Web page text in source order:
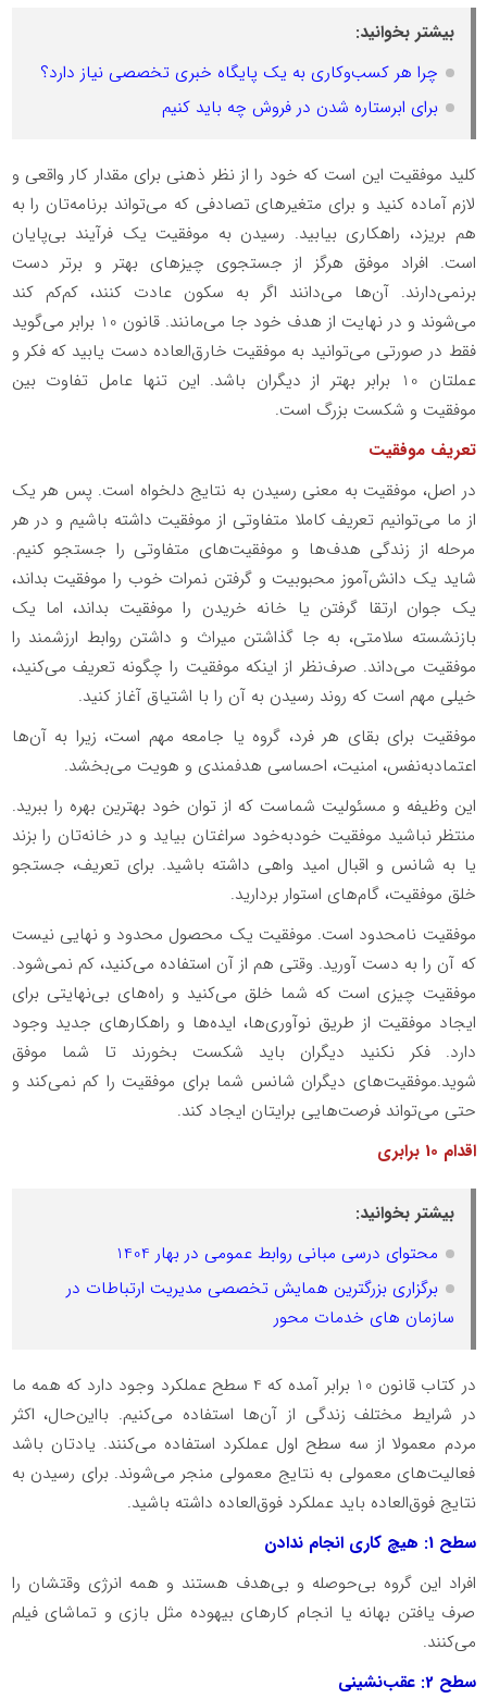
بیشتر بخوانید:
چرا هر کسب‌وکاری به یک پایگاه خبری تخصصی نیاز دارد؟
برای ابرستاره شدن در فروش چه باید کنیم
کلید موفقیت این است که خود را از نظر ذهنی برای مقدار کار واقعی و
لازم آماده کنید و برای متغیرهای تصادفی که می‌تواند برنامه‌تان را به
هم بریزد، راهکاری بیابید. رسیدن به موفقیت یک فرآیند بی‌پایان
است. افراد موفق هرگز از جستجوی چیزهای بهتر و برتر دست
برنمی‌دارند. آن‌ها می‌دانند اگر به سکون عادت کنند، کم‌کم کند
می‌شوند و در نهایت از هدف خود جا می‌مانند. قانون 10 برابر می‌گوید
فقط در صورتی می‌توانید به موفقیت خارق‌العاده دست یابید که فکر و
عملتان 10 برابر بهتر از دیگران باشد. این تنها عامل تفاوت بین
موفقیت و شکست بزرگ است.
تعریف موفقیت
در اصل، موفقیت به معنی رسیدن به نتایج دلخواه است. پس هر یک
از ما می‌توانیم تعریف کاملا متفاوتی از موفقیت داشته باشیم و در هر
مرحله از زندگی هدف‌ها و موفقیت‌‌های متفاوتی را جستجو کنیم.
شاید یک دانش‌آموز محبوبیت و گرفتن نمرات خوب را موفقیت بداند،
یک جوان ارتقا گرفتن یا خانه خریدن را موفقیت بداند، اما یک
بازنشسته سلامتی، به جا گذاشتن میراث و داشتن روابط ارزشمند را
موفقیت می‌داند. صرف‌نظر از اینکه موفقیت را چگونه تعریف می‌کنید،
خیلی مهم است که روند رسیدن به آن را با اشتیاق آغاز کنید.
موفقیت برای بقای هر فرد، گروه یا جامعه‌ مهم است، زیرا به آن‌ها
اعتمادبه‌نفس، امنیت، احساسی هدفمندی و هویت می‌بخشد.
این وظیفه و مسئولیت شماست که از توان خود بهترین بهره را ببرید.
منتظر نباشید موفقیت خودبه‌خود سراغتان بیاید و در خانه‌تان را بزند
یا به شانس و اقبال امید واهی داشته باشید. برای تعریف، جستجو
خلق موفقیت، گام‌های استوار بردارید.
موفقیت نامحدود است. موفقیت یک محصول محدود و نهایی نیست
که آن را به دست آورید. وقتی هم از آن استفاده می‌کنید، کم نمی‌شود.
موفقیت چیزی است که شما خلق می‌کنید و راه‌های بی‌نهایتی برای
ایجاد موفقیت از طریق نوآوری‌ها، ایده‌ها و راهکارهای جدید وجود
دارد. فکر نکنید دیگران باید شکست بخورند تا شما موفق
شوید.موفقیت‌های دیگران شانس شما برای موفقیت را کم نمی‌کند و
حتی می‌تواند فرصت‌هایی برایتان ایجاد کند.
اقدام 10 برابری
بیشتر بخوانید:
محتوای درسی مبانی روابط عمومی در بهار 1404
برگزاری بزرگترین همایش تخصصی مدیریت ارتباطات در
سازمان های خدمات محور
در کتاب قانون 10 برابر آمده که 4 سطح عملکرد وجود دارد که همه ما
در شرایط مختلف زندگی از آن‌ها استفاده می‌کنیم. بااین‌حال، اکثر
مردم معمولا از سه سطح اول عملکرد استفاده می‌کنند. یادتان باشد
فعالیت‌های معمولی به نتایج معمولی منجر می‌شوند. برای رسیدن به
نتایج فوق‌العاده باید عملکرد فوق‌العاده داشته باشید.
سطح 1: هیچ‌ کاری انجام ندادن
افراد این گروه بی‌حوصله و بی‌هدف هستند و همه انرژی وقتشان را
صرف یافتن بهانه یا انجام کارهای بیهوده مثل بازی و تماشای فیلم
می‌کنند.
سطح 2: عقب‌نشینی